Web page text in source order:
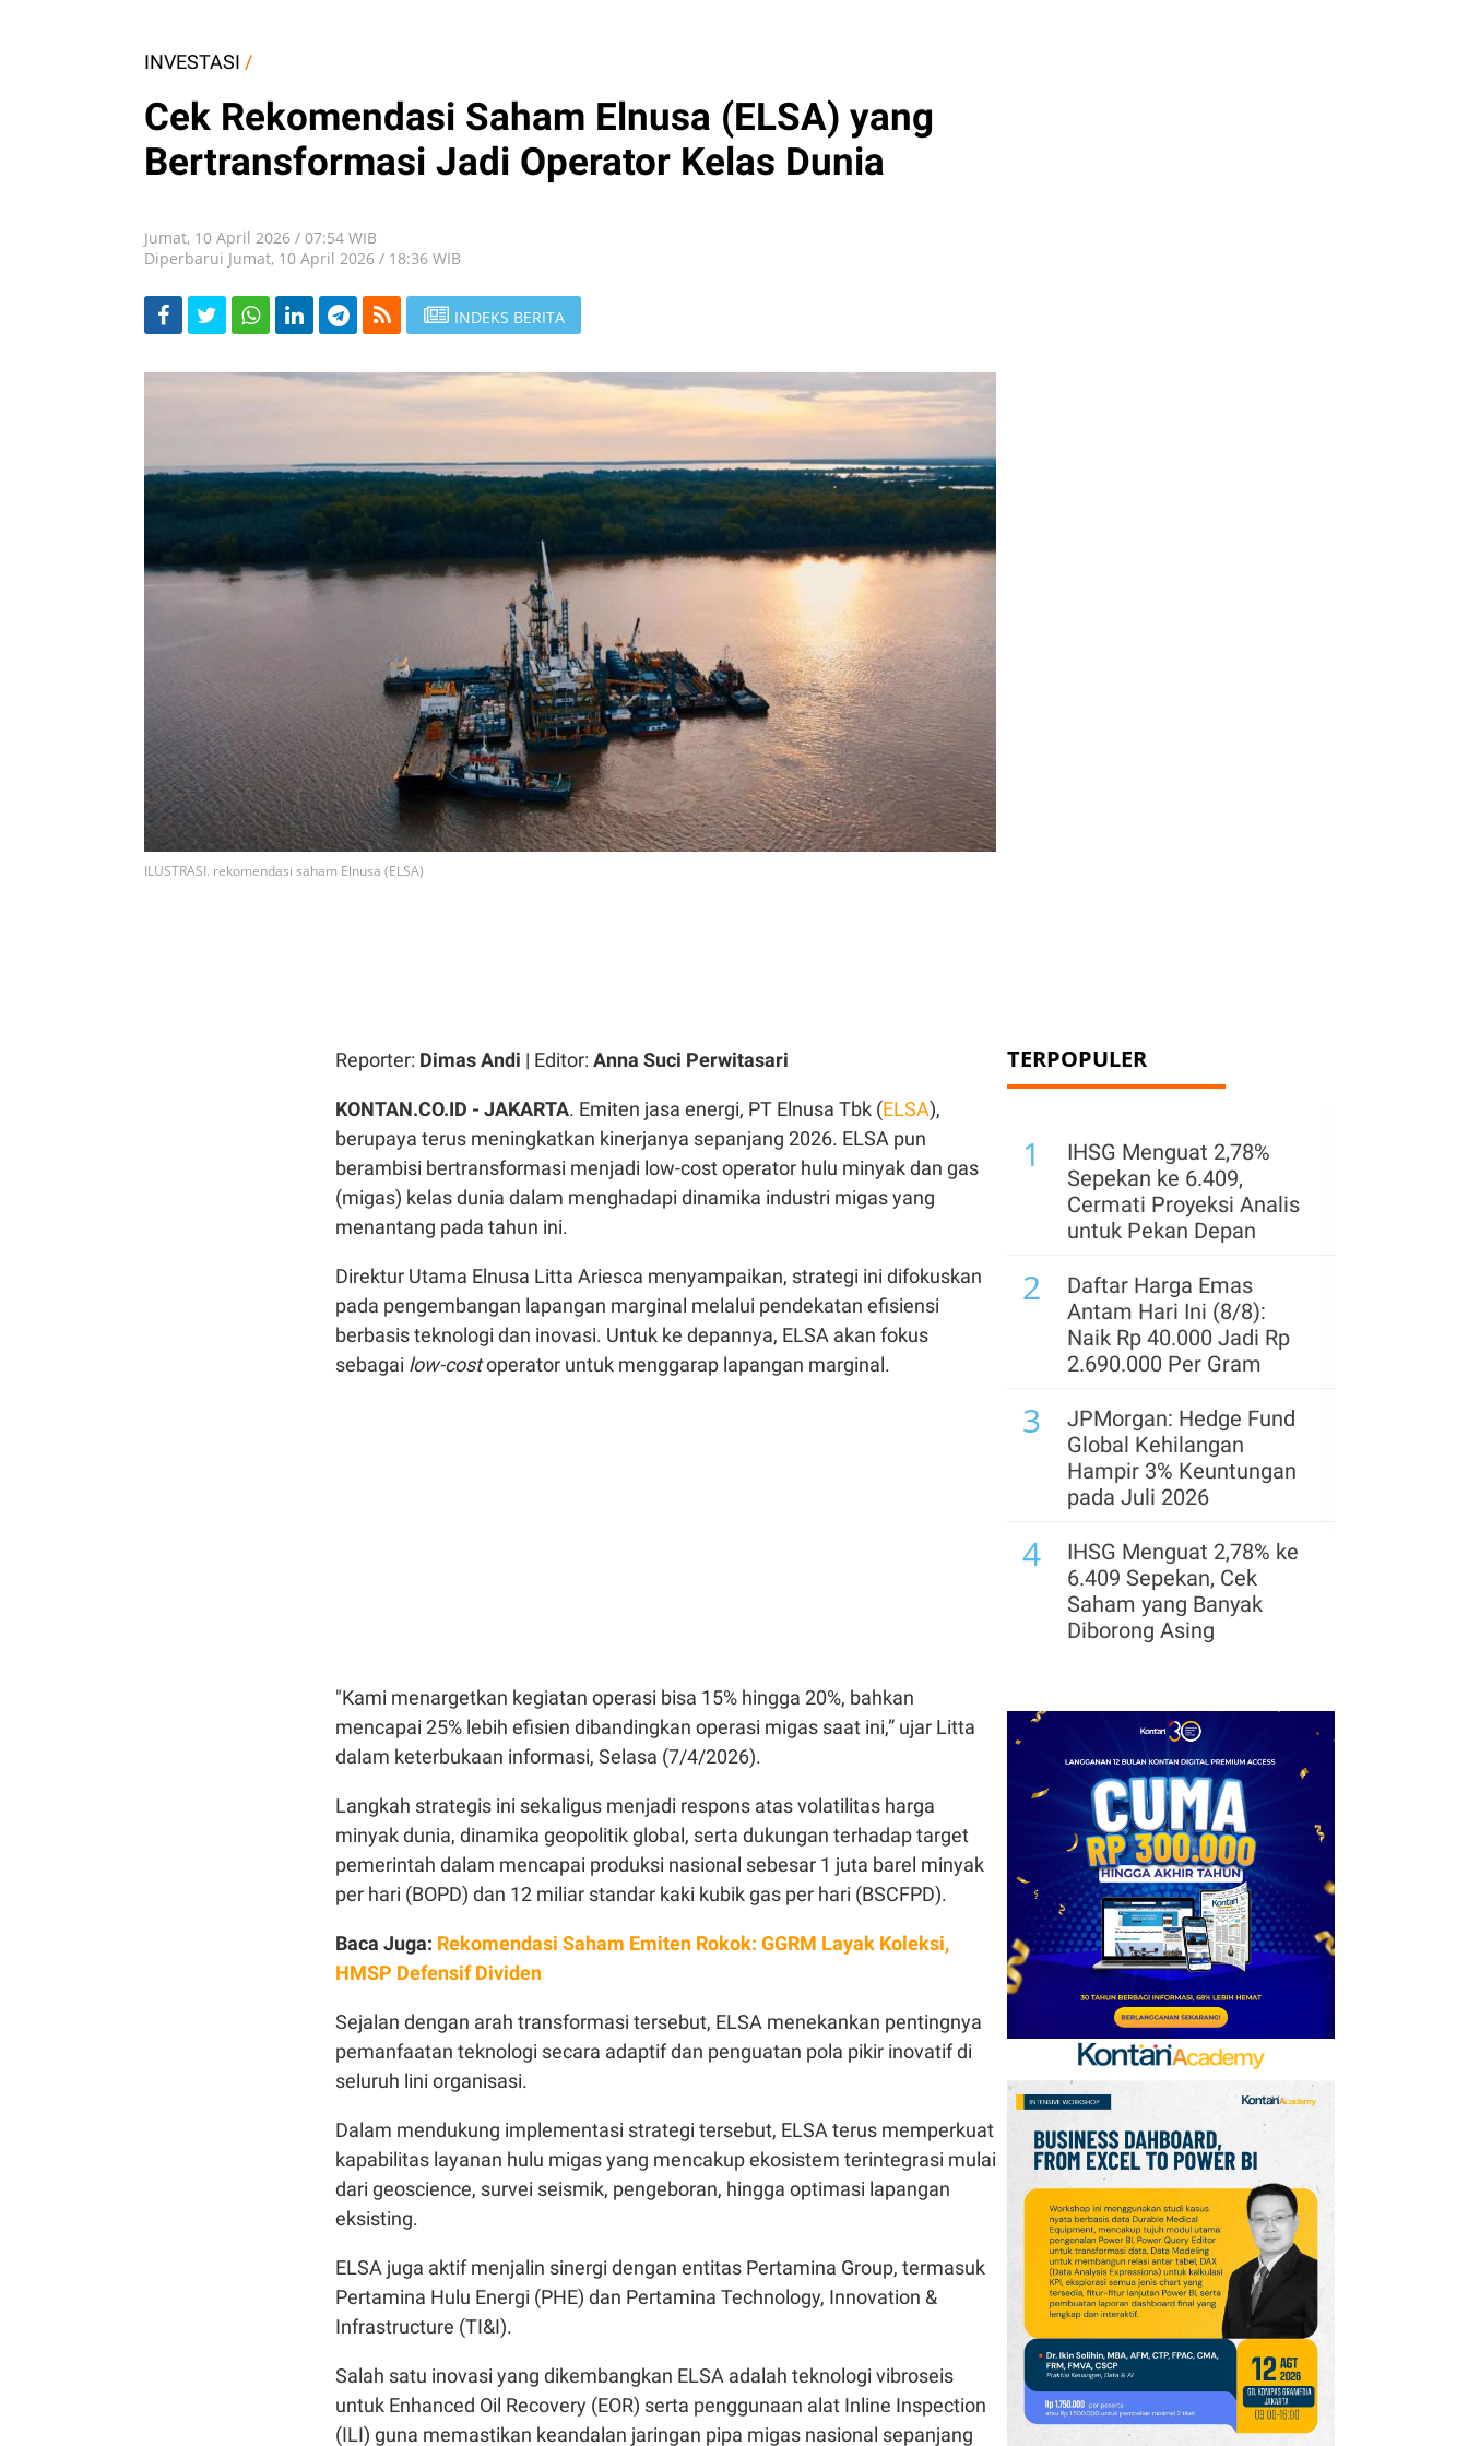
INVESTASI /
Cek Rekomendasi Saham Elnusa (ELSA) yang
Bertransformasi Jadi Operator Kelas Dunia
Jumat, 10 April 2026 / 07:54 WIB
Diperbarui Jumat, 10 April 2026 / 18:36 WIB
INDEKS BERITA
ILUSTRASI. rekomendasi saham Elnusa (ELSA)
Reporter: Dimas Andi | Editor: Anna Suci Perwitasari
KONTAN.CO.ID - JAKARTA. Emiten jasa energi, PT Elnusa Tbk (ELSA),
berupaya terus meningkatkan kinerjanya sepanjang 2026. ELSA pun
berambisi bertransformasi menjadi low-cost operator hulu minyak dan gas
(migas) kelas dunia dalam menghadapi dinamika industri migas yang
menantang pada tahun ini.
Direktur Utama Elnusa Litta Ariesca menyampaikan, strategi ini difokuskan
pada pengembangan lapangan marginal melalui pendekatan efisiensi
berbasis teknologi dan inovasi. Untuk ke depannya, ELSA akan fokus
sebagai low-costoperator untuk menggarap lapangan marginal.
"Kami menargetkan kegiatan operasi bisa 15% hingga 20%, bahkan
mencapai 25% lebih efisien dibandingkan operasi migas saat ini,” ujar Litta
dalam keterbukaan informasi, Selasa (7/4/2026).
Langkah strategis ini sekaligus menjadi respons atas volatilitas harga
minyak dunia, dinamika geopolitik global, serta dukungan terhadap target
pemerintah dalam mencapai produksi nasional sebesar 1 juta barel minyak
per hari (BOPD) dan 12 miliar standar kaki kubik gas per hari (BSCFPD).
Baca Juga: Rekomendasi Saham Emiten Rokok: GGRM Layak Koleksi,
HMSP Defensif Dividen
Sejalan dengan arah transformasi tersebut, ELSA menekankan pentingnya
pemanfaatan teknologi secara adaptif dan penguatan pola pikir inovatif di
seluruh lini organisasi.
Dalam mendukung implementasi strategi tersebut, ELSA terus memperkuat
kapabilitas layanan hulu migas yang mencakup ekosistem terintegrasi mulai
dari geoscience, survei seismik, pengeboran, hingga optimasi lapangan
eksisting.
ELSA juga aktif menjalin sinergi dengan entitas Pertamina Group, termasuk
Pertamina Hulu Energi (PHE) dan Pertamina Technology, Innovation &
Infrastructure (TI&I).
Salah satu inovasi yang dikembangkan ELSA adalah teknologi vibroseis
untuk Enhanced Oil Recovery (EOR) serta penggunaan alat Inline Inspection
(ILI) guna memastikan keandalan jaringan pipa migas nasional sepanjang
TERPOPULER
1
IHSG Menguat 2,78%
Sepekan ke 6.409,
Cermati Proyeksi Analis
untuk Pekan Depan
2
Daftar Harga Emas
Antam Hari Ini (8/8):
Naik Rp 40.000 Jadi Rp
2.690.000 Per Gram
3
JPMorgan: Hedge Fund
Global Kehilangan
Hampir 3% Keuntungan
pada Juli 2026
4
IHSG Menguat 2,78% ke
6.409 Sepekan, Cek
Saham yang Banyak
Diborong Asing
Insider Trading terhadap
Eks Bos Ontrak yang
Diampuni Trump